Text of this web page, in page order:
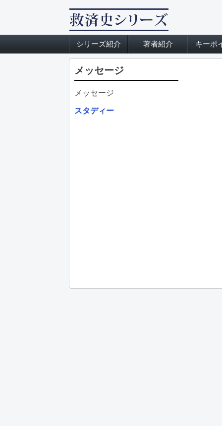
シリーズ紹介 著者紹介 キーポ
メッセージ
メッセージ
スタディー